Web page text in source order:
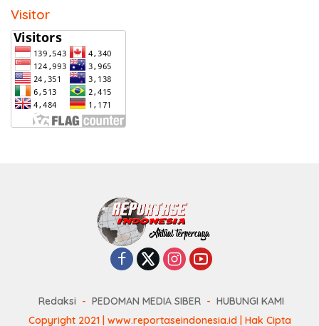
Visitor
Redaksi PEDOMAN MEDIA SIBER
HUBUNGI KAMI
Copyright 2021 | www.reportaseindonesia.id | Hak Cipta